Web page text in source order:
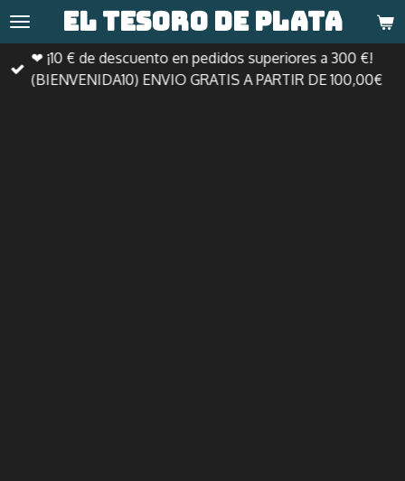
Ir
al
contenido
principal
El tesoro de plata
❤ ¡10 € de descuento en pedidos superiores a 300 €!
(BIENVENIDA10) ENVIO GRATIS A PARTIR DE 100,00€